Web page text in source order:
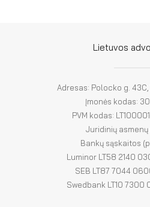
Lietuvos
Adresas: Polocko g. 43C,
Įmonės kodas:
PVM kodas:
Juridinių
Bankų sąskaitos
Luminor LT58 2140
SEB LT87 7044
Swedbank LT10 7300